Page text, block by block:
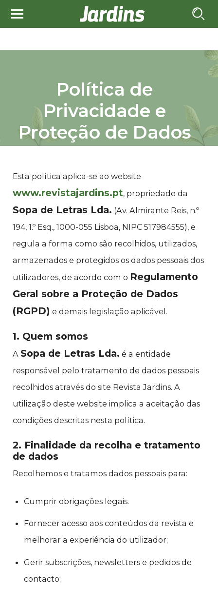
Política de
Privacidade e
Proteção de Dados
Esta política aplica-se ao website
www.revistajardins.pt, propriedade da
Sopa de Letras Lda. (Av. Almirante Reis, n.º
194, 1.º Esq., 1000-055 Lisboa, NIPC 517984555), e
regula a forma como são recolhidos, utilizados,
armazenados e protegidos os dados pessoais dos
utilizadores, de acordo com o Regulamento
Geral sobre a Proteção de Dados
(RGPD) e demais legislação aplicável.
1. Quem somos
A Sopa de Letras Lda. é a entidade
responsável pelo tratamento de dados pessoais
recolhidos através do site Revista Jardins. A
utilização deste website implica a aceitação das
condições descritas nesta política.
2. Finalidade da recolha e tratamento
de dados
Recolhemos e tratamos dados pessoais para:
Cumprir obrigações legais.
Fornecer acesso aos conteúdos da revista e
melhorar a experiência do utilizador;
Gerir subscrições, newsletters e pedidos de
contacto;